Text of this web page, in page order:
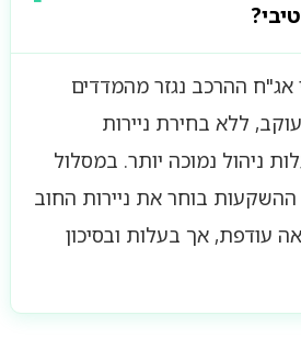
ההרכב נגזר מהמדדים
ללא בחירת ניירות
ניהול נמוכה יותר. במסלול
בוחר את ניירות החוב
עודפת, אך בעלות ובסיכון